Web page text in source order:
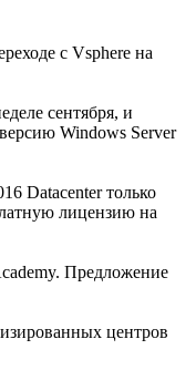
с Vsphere на
сентября, и
Windows Server
Datacenter только
лицензию на
Предложение
центров